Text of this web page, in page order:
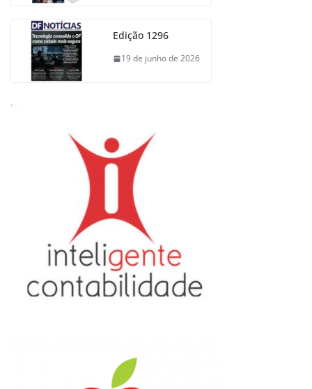
Edição 1296
19 de junho de 2026